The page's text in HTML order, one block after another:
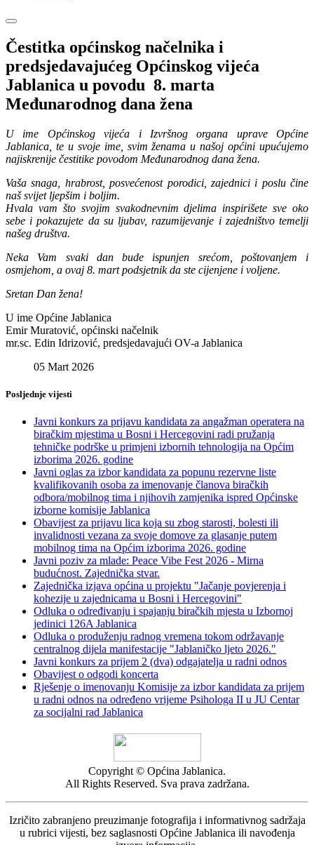
Čestitka općinskog načelnika i
predsjedavajućeg Općinskog vijeća
Jablanica u povodu 8. marta
Međunarodnog dana žena
U ime Općinskog vijeća i Izvršnog organa uprave Općine
Jablanica, te u svoje ime, svim ženama u našoj općini upućujemo
najiskrenije čestitike povodom Međunarodnog dana žena.
Vaša snaga, hrabrost, posvećenost porodici, zajednici i poslu čine
naš svijet ljepšim i boljim.
Hvala vam što svojim svakodnevnim djelima inspirišete sve oko
sebe i pokazujete da su ljubav, razumijevanje i zajedništvo temelji
našeg društva.
Neka Vam svaki dan bude ispunjen srećom, poštovanjem i
osmjehom, a ovaj 8. mart podsjetnik da ste cijenjene i voljene.
Sretan Dan žena!
U ime Općine Jablanica
Emir Muratović, općinski načelnik
mr.sc. Edin Idrizović, predsjedavajući OV-a Jablanica
05 Mart 2026
Posljednje vijesti
Javni konkurs za prijavu kandidata za angažman operatera na
biračkim mjestima u Bosni i Hercegovini radi pružanja
tehničke podrške u primjeni izbornih tehnologija na Općim
izborima 2026. godine
Javni oglas za izbor kandidata za popunu rezervne liste
kvalifikovanih osoba za imenovanje članova biračkih
odbora/mobilnog tima i njihovih zamjenika ispred Općinske
izborne komisije Jablanica
Obavijest za prijavu lica koja su zbog starosti, bolesti ili
invalidnosti vezana za svoje domove za glasanje putem
mobilnog tima na Općim izborima 2026. godine
Javni poziv za mlade: Peace Vibe Fest 2026 - Mirna
budućnost. Zajednička stvar.
Zajednička izjava općina u projektu "Jačanje povjerenja i
kohezije u zajednicama u Bosni i Hercegovini"
Odluka o određivanju i spajanju biračkih mjesta u Izbornoj
jedinici 126A Jablanica
Odluka o produženju radnog vremena tokom održavanje
centralnog dijela manifestacije "Jablaničko ljeto 2026."
Javni konkurs za prijem 2 (dva) odgajatelja u radni odnos
Obavijest o odgodi koncerta
Rješenje o imenovanju Komisije za izbor kandidata za prijem
u radni odnos na određeno vrijeme Psihologa II u JU Centar
za socijalni rad Jablanica
Copyright © Općina Jablanica.
All Rights Reserved. Sva prava zadržana.
Izričito zabranjeno preuzimanje fotografija i informativnog sadržaja
u rubrici vijesti, bez saglasnosti Općine Jablanica ili navođenja